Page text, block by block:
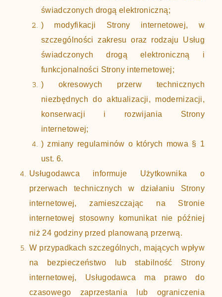
świadczonych drogą elektroniczną;
) modyfikacji Strony internetowej, w
szczególności zakresu oraz rodzaju Usług
świadczonych drogą elektroniczną i
funkcjonalności Strony internetowej;
) okresowych przerw technicznych
niezbędnych do aktualizacji, modernizacji,
konserwacji i rozwijania Strony
internetowej;
) zmiany regulaminów o których mowa § 1
ust. 6.
Usługodawca informuje Użytkownika o
przerwach technicznych w działaniu Strony
internetowej, zamieszczając na Stronie
internetowej stosowny komunikat nie później
niż 24 godziny przed planowaną przerwą.
W przypadkach szczególnych, mających wpływ
na bezpieczeństwo lub stabilność Strony
internetowej, Usługodawca ma prawo do
czasowego zaprzestania lub ograniczenia